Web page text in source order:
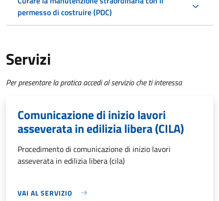
permesso di costruire (PDC)
Servizi
Per presentare la pratica accedi al servizio che ti interessa
Comunicazione di inizio lavori
asseverata in edilizia libera (CILA)
Procedimento di comunicazione di inizio lavori
asseverata in edilizia libera (cila)
VAI AL SERVIZIO